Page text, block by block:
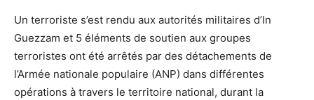
Un terroriste s’est rendu aux autorités militaires d’In
Guezzam et 5 éléments de soutien aux groupes
terroristes ont été arrêtés par des détachements de
l’Armée nationale populaire (ANP) dans différentes
opérations à travers le territoire national, durant la